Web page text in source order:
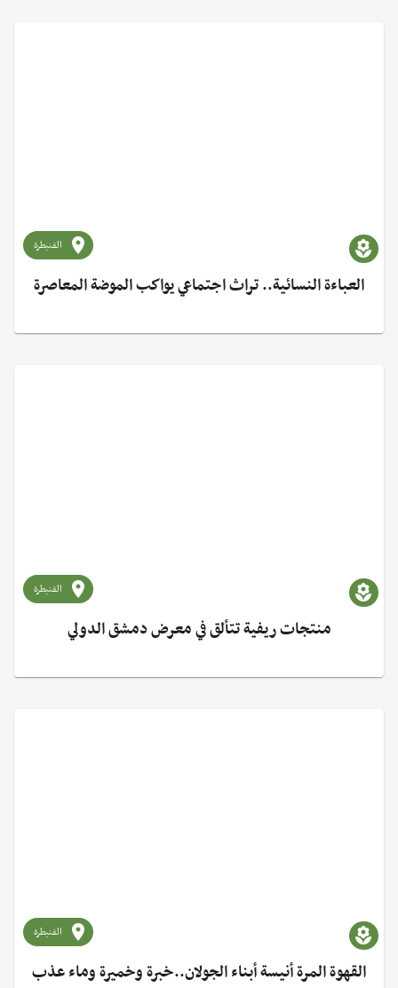
القنيطرة
العباءة النسائية.. تراث اجتماعي يواكب الموضة المعاصرة
القنيطرة
منتجات ريفية تتألق في معرض دمشق الدولي
القنيطرة
القهوة المرة أنيسة أبناء الجولان..خبرة وخميرة وماء عذب